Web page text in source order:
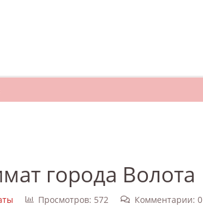
города Волота
Просмотров: 572 Комментарии: 0